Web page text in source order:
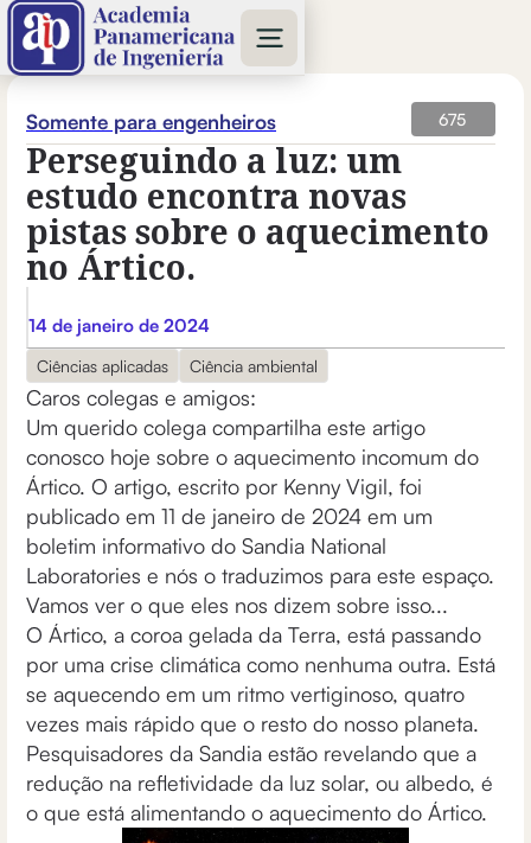
Somente para engenheiros 675
Perseguindo a luz: um
estudo encontra novas
pistas sobre o aquecimento
no Ártico.
14 de janeiro de 2024
Ciências aplicadas Ciência ambiental
Caros colegas e amigos:
Um querido colega compartilha este artigo
conosco hoje sobre o aquecimento incomum do
Ártico. O artigo, escrito por Kenny Vigil, foi
publicado em 11 de janeiro de 2024 em um
boletim informativo do Sandia National
Laboratories e nós o traduzimos para este espaço.
Vamos ver o que eles nos dizem sobre isso...
O Ártico, a coroa gelada da Terra, está passando
por uma crise climática como nenhuma outra. Está
se aquecendo em um ritmo vertiginoso, quatro
vezes mais rápido que o resto do nosso planeta.
Pesquisadores da Sandia estão revelando que a
redução na refletividade da luz solar, ou albedo, é
o que está alimentando o aquecimento do Ártico.